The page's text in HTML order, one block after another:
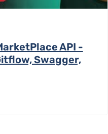
API -
Swagger,